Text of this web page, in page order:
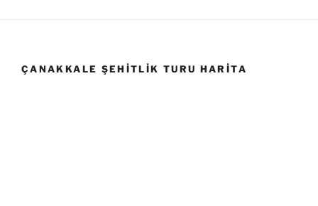
ÇANAKKALE ŞEHITLIK TURU HARITA